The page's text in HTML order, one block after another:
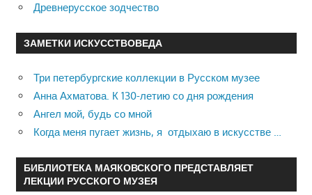
Древнерусское зодчество
ЗАМЕТКИ ИСКУССТВОВЕДА
Три петербургские коллекции в Русском музее
Анна Ахматова. К 130-летию со дня рождения
Ангел мой, будь со мной
Когда меня пугает жизнь, я отдыхаю в искусстве …
БИБЛИОТЕКА МАЯКОВСКОГО ПРЕДСТАВЛЯЕТ
ЛЕКЦИИ РУССКОГО МУЗЕЯ